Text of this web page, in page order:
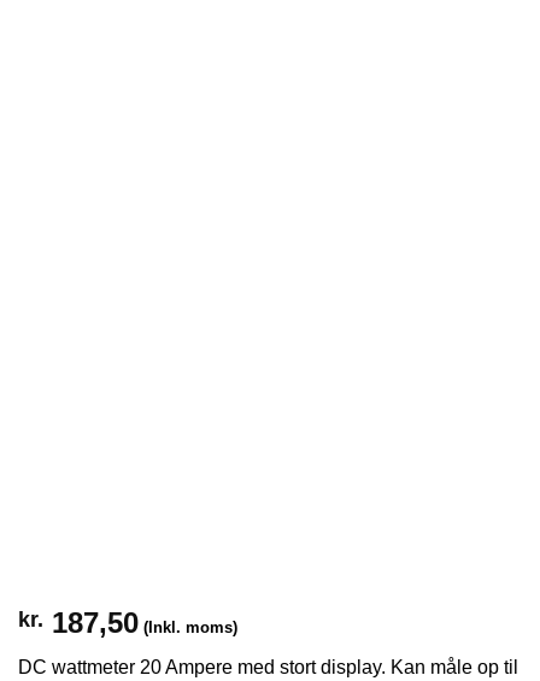
kr. 187,50 (Inkl. moms)
DC wattmeter 20 Ampere med stort display. Kan måle op til